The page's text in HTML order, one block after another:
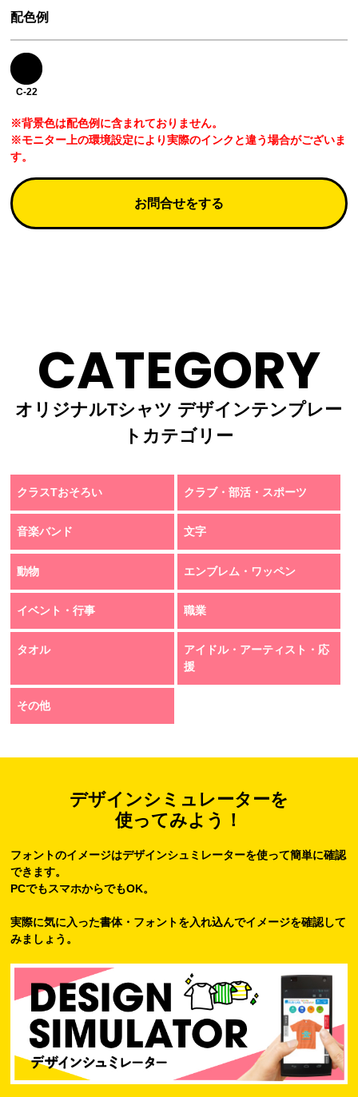
配色例
C-22
※背景色は配色例に含まれておりません。
※モニター上の環境設定により実際のインクと違う場合がございま
す。
お問合せをする
CATEGORY
オリジナルTシャツ デザインテンプレー
トカテゴリー
クラスTおそろい クラブ・部活・スポーツ
音楽バンド 文字
動物 エンブレム・ワッペン
イベント・行事 職業
タオル
アイドル・アーティスト・応
援
その他
デザインシミュレーターを
使ってみよう！
フォントのイメージはデザインシュミレーターを使って簡単に確認
できます。
PCでもスマホからでもOK。
実際に気に入った書体・フォントを入れ込んでイメージを確認して
みましょう。